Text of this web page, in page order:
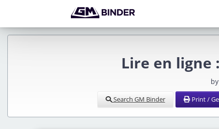
Lire en ligne
Search GM Binder Print /